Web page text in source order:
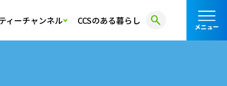
ィーチャンネル CCSのある暮らし search メニュー